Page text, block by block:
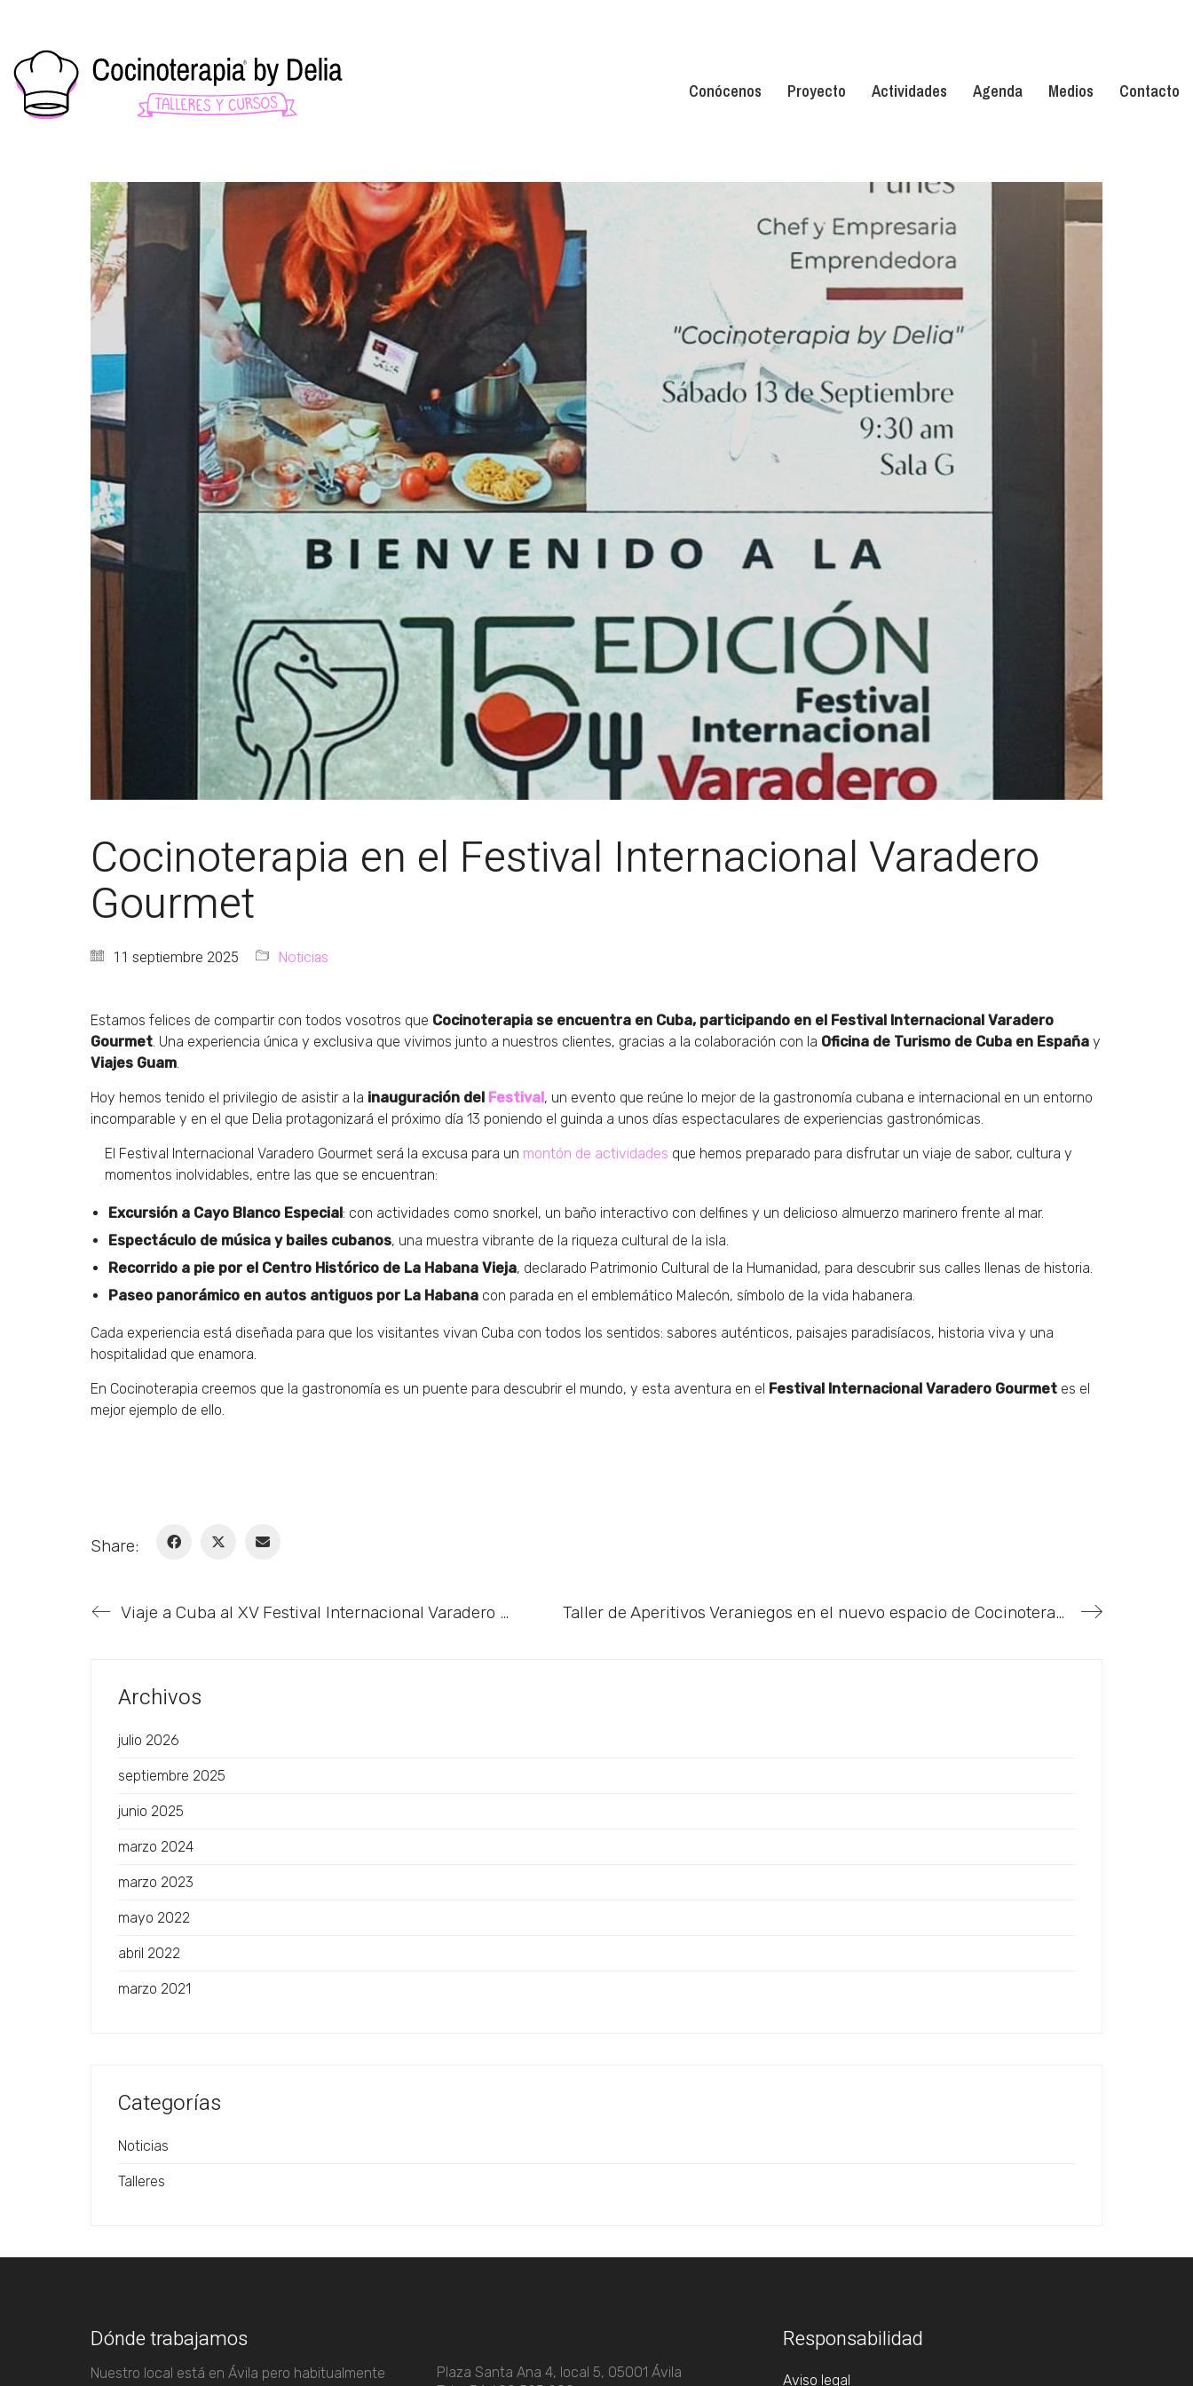
Conócenos Proyecto Actividades Agenda Medios Contacto
Cocinoterapia en el Festival Internacional Varadero
Gourmet
11 septiembre 2025 Noticias
Estamos felices de compartir con todos vosotros que Cocinoterapia se encuentra en Cuba, participando en el Festival Internacional Varadero
Gourmet. Una experiencia única y exclusiva que vivimos junto a nuestros clientes, gracias a la colaboración con la Oficina de Turismo de Cuba en España y
Viajes Guam.
Hoy hemos tenido el privilegio de asistir a la inauguración del Festival, un evento que reúne lo mejor de la gastronomía cubana e internacional en un entorno
incomparable y en el que Delia protagonizará el próximo día 13 poniendo el guinda a unos días espectaculares de experiencias gastronómicas.
El Festival Internacional Varadero Gourmet será la excusa para un montón de actividades que hemos preparado para disfrutar un viaje de sabor, cultura y
momentos inolvidables, entre las que se encuentran:
Excursión a Cayo Blanco Especial: con actividades como snorkel, un baño interactivo con delfines y un delicioso almuerzo marinero frente al mar.
Espectáculo de música y bailes cubanos, una muestra vibrante de la riqueza cultural de la isla.
Recorrido a pie por el Centro Histórico de La Habana Vieja, declarado Patrimonio Cultural de la Humanidad, para descubrir sus calles llenas de historia.
Paseo panorámico en autos antiguos por La Habana con parada en el emblemático Malecón, símbolo de la vida habanera.
Cada experiencia está diseñada para que los visitantes vivan Cuba con todos los sentidos: sabores auténticos, paisajes paradisíacos, historia viva y una
hospitalidad que enamora.
En Cocinoterapia creemos que la gastronomía es un puente para descubrir el mundo, y esta aventura en el Festival Internacional Varadero Gourmet es el
mejor ejemplo de ello.
Share:
Viaje a Cuba al XV Festival Internacional Varadero Gourmet Taller de Aperitivos Veraniegos en el nuevo espacio de Cocinoterapia by Delia
Archivos
julio 2026
septiembre 2025
junio 2025
marzo 2024
marzo 2023
mayo 2022
abril 2022
marzo 2021
Categorías
Noticias
Talleres
Dónde trabajamos
Nuestro local está en Ávila pero habitualmente
Plaza Santa Ana 4, local 5, 05001 Ávila
Responsabilidad
Aviso legal